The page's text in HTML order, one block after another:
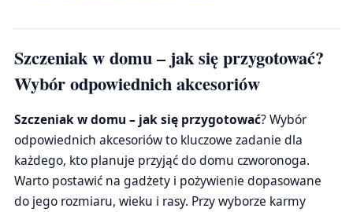
Szczeniak w domu – jak się przygotować?
Wybór odpowiednich akcesoriów
Szczeniak w domu – jak się przygotować? Wybór
odpowiednich akcesoriów to kluczowe zadanie dla
każdego, kto planuje przyjąć do domu czworonoga.
Warto postawić na gadżety i pożywienie dopasowane
do jego rozmiaru, wieku i rasy. Przy wyborze karmy